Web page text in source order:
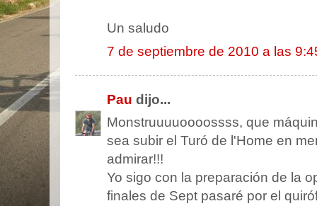
Un saludo
7 de septiembre de 2010 a las
Pau dijo...
Monstruuuuoooossss, que
sea subir el Turó de l'Home en
admirar!!!
Yo sigo con la preparación de la
finales de Sept pasaré por el